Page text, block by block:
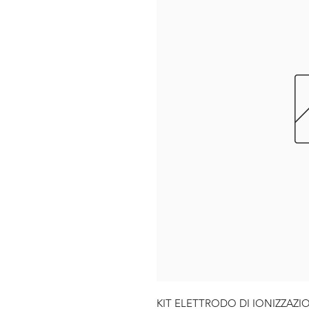
KIT ELETTRODO DI